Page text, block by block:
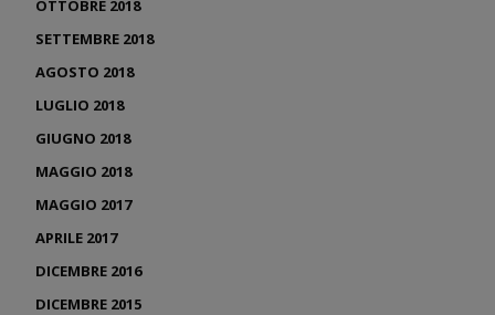
OTTOBRE 2018
SETTEMBRE 2018
AGOSTO 2018
LUGLIO 2018
GIUGNO 2018
MAGGIO 2018
MAGGIO 2017
APRILE 2017
DICEMBRE 2016
DICEMBRE 2015